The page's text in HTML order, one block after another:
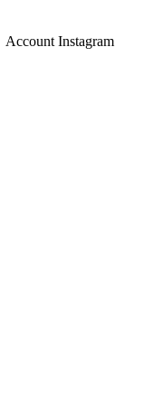
Account Instagram